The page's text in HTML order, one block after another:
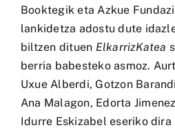
Booktegik eta Azkue
lankidetza adostu dute
biltzen dituen ElkarrizKatea
berria babesteko asmoz.
Uxue Alberdi, Gotzon
Ana Malagon, Edorta
Idurre Eskizabel eseriko